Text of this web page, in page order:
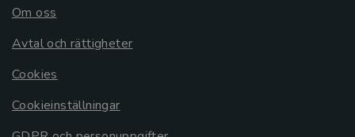
Om oss
Avtal och rättigheter
Cookies
Cookieinställningar